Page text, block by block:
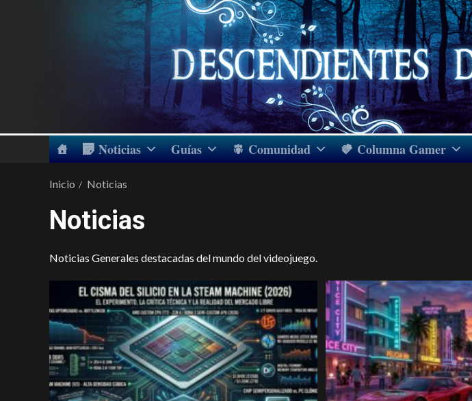
Noticias Guías Comunidad Columna Gamer
Inicio Noticias
Noticias
Noticias Generales destacadas del mundo del videojuego.